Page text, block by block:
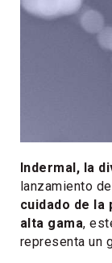
Indermal, la
lanzamiento de
cuidado de la
alta gama,
representa un